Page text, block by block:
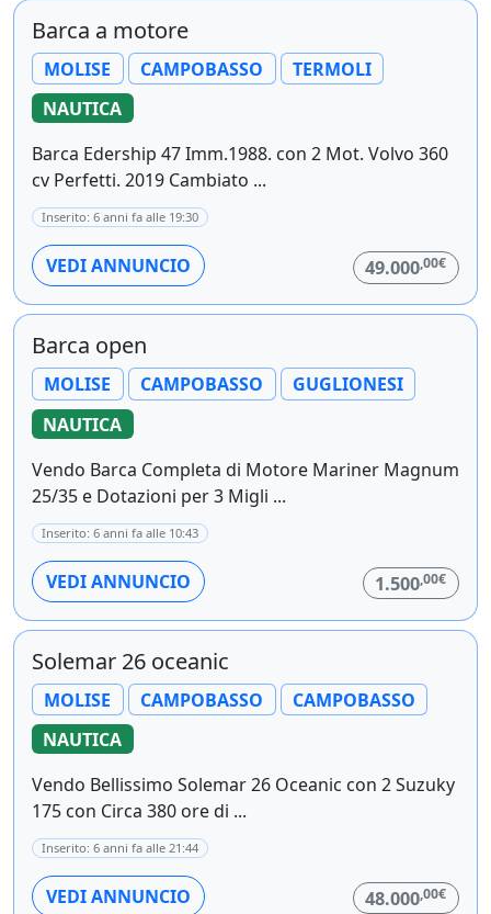
Barca a motore
MOLISE CAMPOBASSO
TERMOLI
NAUTICA
Barca Edership 47 Imm.1988. con 2 Mot. Volvo 360
cv Perfetti. 2019 Cambiato ...
Inserito: 6 anni fa alle 19:30
VEDI ANNUNCIO 49.000,00€
Barca open
MOLISE CAMPOBASSO
GUGLIONESI
NAUTICA
Vendo Barca Completa di Motore Mariner Magnum
25/35 e Dotazioni per 3 Migli ...
Inserito: 6 anni fa alle 10:43
VEDI ANNUNCIO 1.500,00€
Solemar 26 oceanic
MOLISE CAMPOBASSO
CAMPOBASSO
NAUTICA
Vendo Bellissimo Solemar 26 Oceanic con 2 Suzuky
175 con Circa 380 ore di ...
Inserito: 6 anni fa alle 21:44
VEDI ANNUNCIO 48.000,00€